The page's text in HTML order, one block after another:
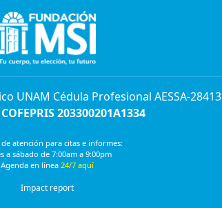
UNAM Cédula Profesional AESSA-28413
203300201A1334
atención para citas e informes:
a sábado de 7:00am a 9:00pm
Agenda en línea 24/7 aquí
Impact report